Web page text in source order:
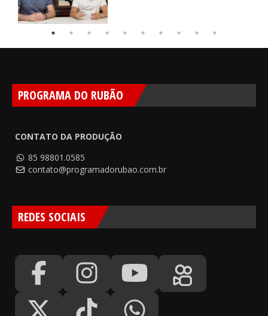
PROGRAMA DO RUBÃO
CONTATO DA PRODUÇÃO
85 98801.0585
contato@programadorubao.com.br
REDES SOCIAIS